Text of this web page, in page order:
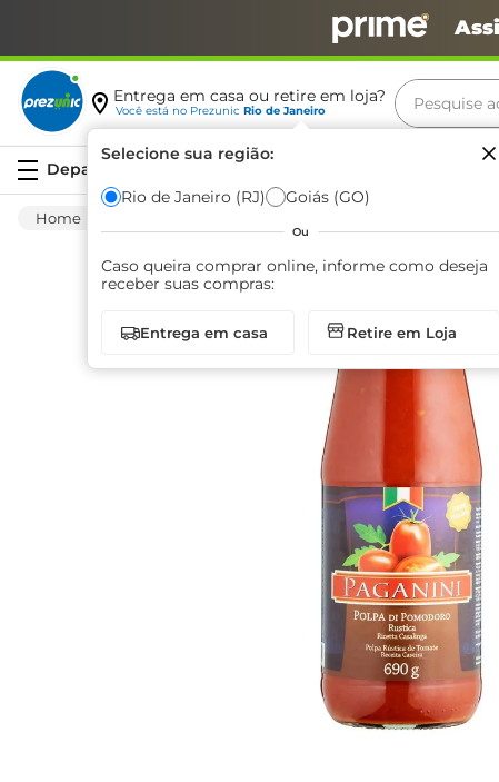
Entrega em casa ou retire em loja?
Você está no Prezunic Rio de Janeiro
Selecione sua região:
Rio de Janeiro (RJ) Goiás (GO)
Ou
Caso queira comprar online, informe como deseja
receber suas compras:
Entrega em casa Retire em Loja
Pesquise
Termos
café
arroz
biscoito
azeite
iogurte
papel
cerveja